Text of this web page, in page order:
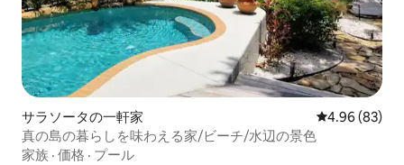
サラソータの一軒家 レビュー83
4.96 (83)
真の島の暮らしを味わえる家/ビーチ/水辺の景色
家族 · 価格 · プール